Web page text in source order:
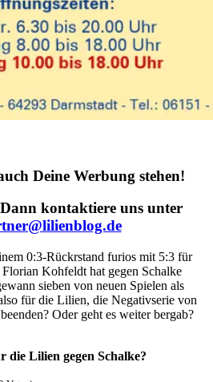
Deine Werbung stehen!
kontaktiere uns unter
0:3-Rückrstand furios mit 5:3 für
Kohfeldt hat gegen Schalke
sieben von neuen Spielen als
für die Lilien, die Negativserie von
Oder geht es weiter bergab?
die Lilien gegen Schalke?